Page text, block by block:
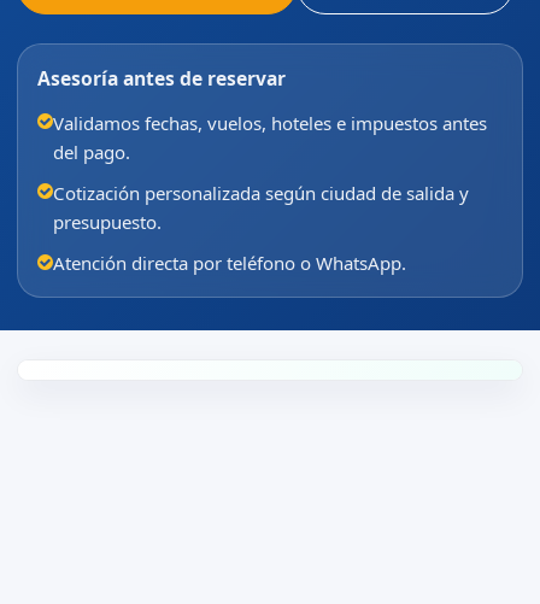
Asesoría antes de reservar
Validamos fechas, vuelos, hoteles e impuestos antes
del pago.
Cotización personalizada según ciudad de salida y
presupuesto.
Atención directa por teléfono o WhatsApp.